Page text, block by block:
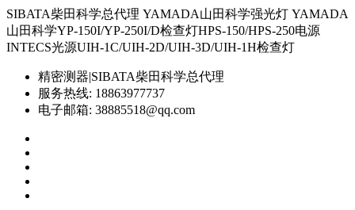
SIBATA柴田科学总代理 YAMADA山田科学强光灯 YAMADA
山田科学YP-150I/YP-250I/D检查灯HPS-150/HPS-250电源
INTECS光源UIH-1C/UIH-2D/UIH-3D/UIH-1H检查灯
精密测器|SIBATA柴田科学总代理
服务热线: 18863977737
电子邮箱: 38885518@qq.com